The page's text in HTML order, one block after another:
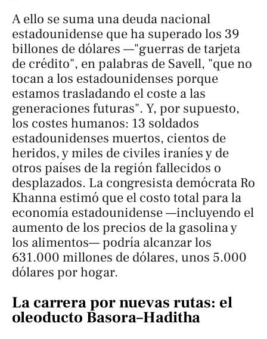
A ello se suma una deuda nacional
estadounidense que ha superado los 39
billones de dólares —"guerras de tarjeta
de crédito", en palabras de Savell, "que no
tocan a los estadounidenses porque
estamos trasladando el coste a las
generaciones futuras". Y, por supuesto,
los costes humanos: 13 soldados
estadounidenses muertos, cientos de
heridos, y miles de civiles iraníes y de
otros países de la región fallecidos o
desplazados. La congresista demócrata Ro
Khanna estimó que el costo total para la
economía estadounidense —incluyendo el
aumento de los precios de la gasolina y
los alimentos— podría alcanzar los
631.000 millones de dólares, unos 5.000
dólares por hogar.
La carrera por nuevas rutas: el
oleoducto Basora–Haditha